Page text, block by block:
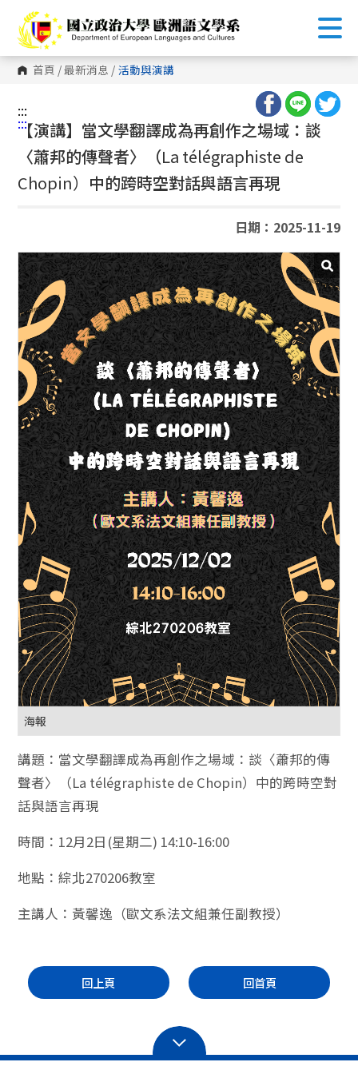
到
主
要
內
容 首頁 /最新消息 / 活動與演講
:::
:::
【演講】當文學翻譯成為再創作之場域：談
〈蕭邦的傳聲者〉（La télégraphiste de
Chopin） 中的跨時空對話與語言再現
日期：2025-11-19
海報
講題：當文學翻譯成為再創作之場域：談〈蕭邦的傳
聲者〉（La télégraphiste de Chopin）中的跨時空對
話與語言再現
時間：12月2日(星期二) 14:10-16:00
地點：綜北270206教室
主講人：黃馨逸（歐文系法文組兼任副教授）
回上頁 回首頁